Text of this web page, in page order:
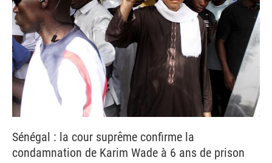
Sénégal : la cour suprême confirme la
condamnation de Karim Wade à 6 ans de prison